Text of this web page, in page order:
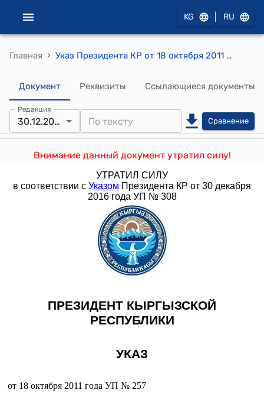
KG RU
Главная › Указ Президента КР от 18 октября 2011 года № 257 "О внесении изменений и дополнения в Указ Президента Кыргызской Республики "Об основных вопросах обеспечения и организации муниципальной службы в Кыргызской Республике" от 28 июня 2006 года"
Документ Реквизиты Ссылающиеся документы
Редакция
30.12.2016 Сравнение
Внимание данный документ утратил силу!